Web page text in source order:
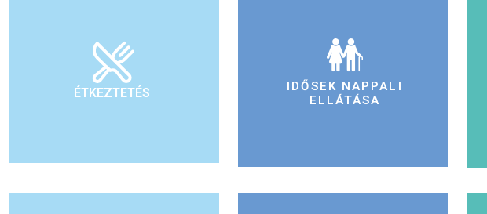
ÉTKEZTETÉS
IDŐSEK NAPPALI
ELLÁTÁSA